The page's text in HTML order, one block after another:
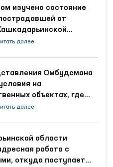
изучено состояние
от
далее
Омбудсмана
на
объектах, где
далее
области
работа с
откуда поступает